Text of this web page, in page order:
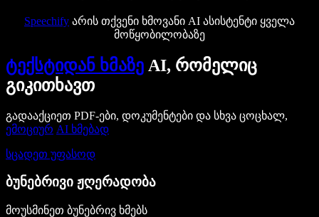
Speechify არის თქვენი ხმოვანი AI ასისტენტი ყველა
მოწყობილობაზე
ტექსტიდან ხმაზე AI, რომელიც
გიკითხავთ
გადააქციეთ PDF-ები, დოკუმენტები და სხვა ცოცხალ,
ემოციურ AI ხმებად
სცადეთ უფასოდ
ბუნებრივი ჟღერადობა
მოუსმინეთ ბუნებრივ ხმებს